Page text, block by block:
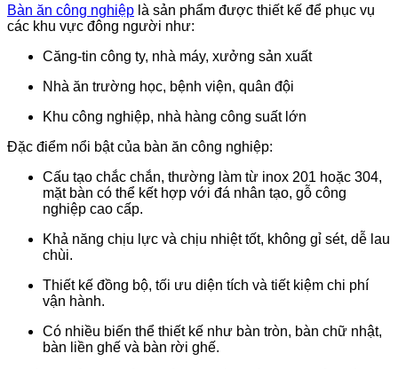
Bàn ăn công nghiệp là sản phẩm được thiết kế để phục vụ
các khu vực đông người như:
Căng-tin công ty, nhà máy, xưởng sản xuất
Nhà ăn trường học, bệnh viện, quân đội
Khu công nghiệp, nhà hàng công suất lớn
Đặc điểm nổi bật của bàn ăn công nghiệp:
Cấu tạo chắc chắn, thường làm từ inox 201 hoặc 304,
mặt bàn có thể kết hợp với đá nhân tạo, gỗ công
nghiệp cao cấp.
Khả năng chịu lực và chịu nhiệt tốt, không gỉ sét, dễ lau
chùi.
Thiết kế đồng bộ, tối ưu diện tích và tiết kiệm chi phí
vận hành.
Có nhiều biến thể thiết kế như bàn tròn, bàn chữ nhật,
bàn liền ghế và bàn rời ghế.